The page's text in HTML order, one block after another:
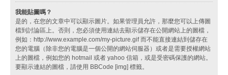
我能貼圖嗎？
是的，在您的文章中可以顯示圖片。如果管理員允許，那麼您可以上傳圖
檔到討論區上。否則，您必須使用連結去顯示儲存在公開網站上的圖檔，
例如：http://www.example.com/my-picture.gif 而不能直接連結到儲存在
您的電腦（除非您的電腦是一個公開的網站伺服器）或者是需要授權網站
上的圖檔，例如您的 hotmail 或者 yahoo 信箱，或是受密碼保護的網站。
要顯示連結的圖檔，請使用 BBCode [img] 標籤。